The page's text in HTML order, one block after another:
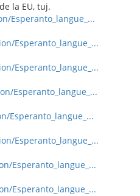
la EU, tuj.
Esperanto_langue_...
Esperanto_langue_...
Esperanto_langue_...
Esperanto_langue_...
Esperanto_langue_...
Esperanto_langue_...
Esperanto_langue_...
Esperanto_langue_...